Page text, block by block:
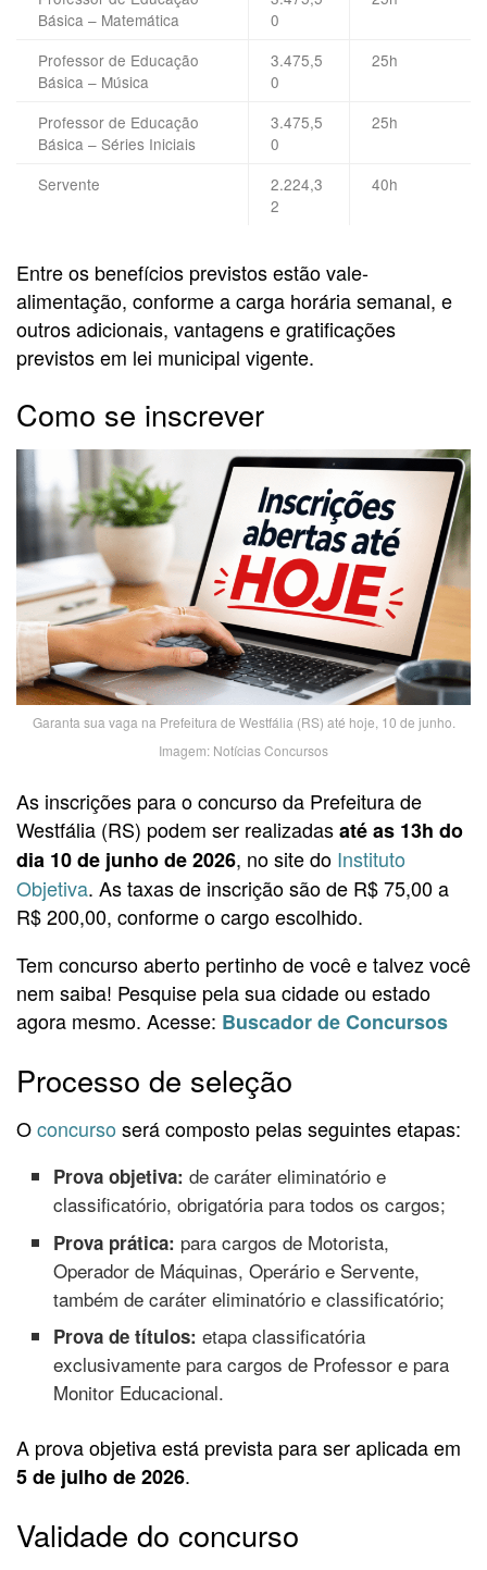
Básica – Matemática
0
Professor de Educação
Básica – Música
3.475,5
0
25h
Professor de Educação
Básica – Séries Iniciais
3.475,5
0
25h
Servente
2.224,3
2
40h
Entre os benefícios previstos estão vale-
alimentação, conforme a carga horária semanal, e
outros adicionais, vantagens e gratificações
previstos em lei municipal vigente.
Como se inscrever
Garanta sua vaga na Prefeitura de Westfália (RS) até hoje, 10 de junho.
Imagem: Notícias Concursos
As inscrições para o concurso da Prefeitura de
Westfália (RS) podem ser realizadasaté as 13h do
dia 10 de junho de 2026, no site do Instituto
Objetiva. As taxas de inscrição são de R$ 75,00 a
R$ 200,00, conforme o cargo escolhido.
Tem concurso aberto pertinho de você e talvez você
nem saiba! Pesquise pela sua cidade ou estado
agora mesmo. Acesse: Buscador de Concursos
Processo de seleção
Oconcurso será composto pelas seguintes etapas:
Prova objetiva: de caráter eliminatório e
classificatório, obrigatória para todos os cargos;
Prova prática: para cargos de Motorista,
Operador de Máquinas, Operário e Servente,
também de caráter eliminatório e classificatório;
Prova de títulos: etapa classificatória
exclusivamente para cargos de Professor e para
Monitor Educacional.
A prova objetiva está prevista para ser aplicada em
5 de julho de 2026.
Validade do concurso